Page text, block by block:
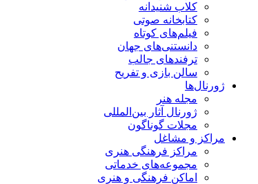
کلاب شنیدانه
کتابخانه صوتی
فیلم‌های کوتاه
دانستنی‌های جهان
ترفندهای جالب
سالن بازی و تفریح
ژورنال‌ها
مجله هنر
ژورنال آثار بین‌المللی
مجلات گوناگون
مراکز و مشاغل
مراکز فرهنگی هنری
مجموعه‌های خدماتی
اماکن فرهنگی و هنری